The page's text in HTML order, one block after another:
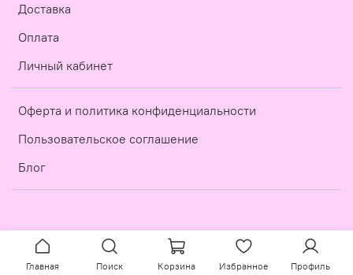
Доставка
Оплата
Личный кабинет
Оферта и политика конфиденциальности
Пользовательское соглашение
Блог
Главная Поиск Корзина Избранное Профиль